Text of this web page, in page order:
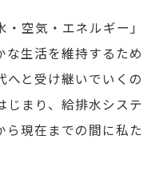
空気・エネルギー
な生活を維持するた
と受け継いでいくの
まり、給排水シス
ら現在までの間に私